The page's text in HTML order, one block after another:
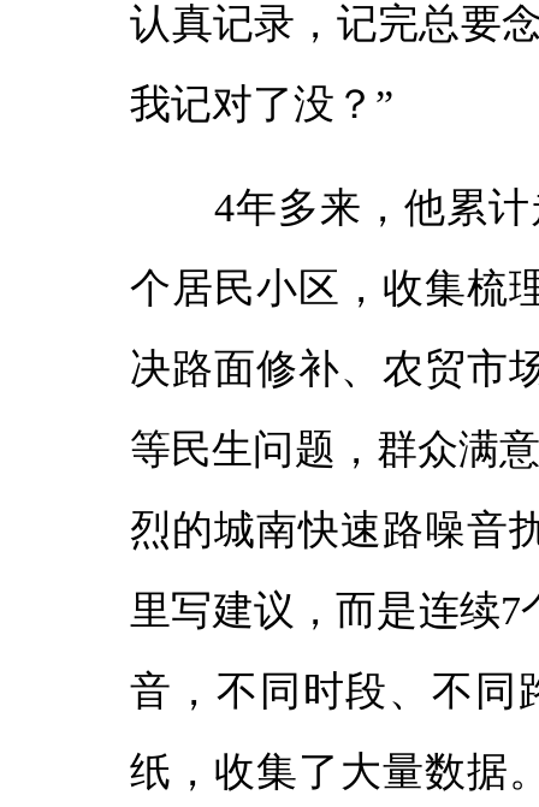
认真记录，记完总要
我记对了没？”
4年多来，他累计
个居民小区，收集梳
决路面修补、农贸市
等民生问题，群众满
烈的城南快速路噪音
里写建议，而是连续
音，不同时段、不同
纸，收集了大量数据